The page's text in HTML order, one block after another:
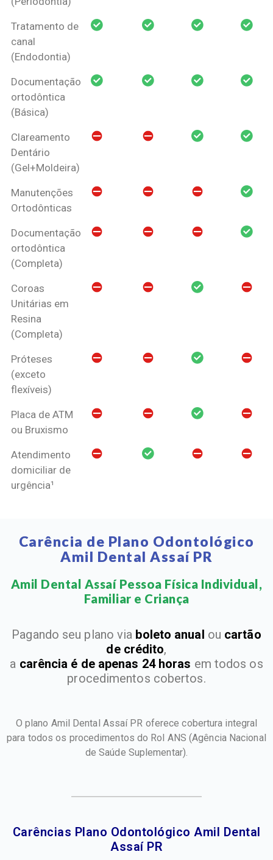
Tratamento de
canal
(Endodontia)
Documentação
ortodôntica
(Básica)
Clareamento
Dentário
(Gel+Moldeira)
Manutenções
Ortodônticas
Documentação
ortodôntica
(Completa)
Coroas
Unitárias em
Resina
(Completa)
Próteses
(exceto
flexíveis)
Placa de ATM
ou Bruxismo
Atendimento
domiciliar de
urgência¹
Carência de Plano Odontológico
Amil Dental Assaí PR
Amil Dental Assaí Pessoa Física Individual,
Familiar e Criança​
Pagando seu plano via boleto anual ou cartão
de crédito,
a carência é de apenas 24 horas em todos os
procedimentos cobertos.
O plano Amil Dental Assaí PR oferece cobertura integral
para todos os procedimentos do Rol ANS(Agência Nacional
de Saúde Suplementar).
Carências Plano Odontológico Amil Dental
Assaí PR​